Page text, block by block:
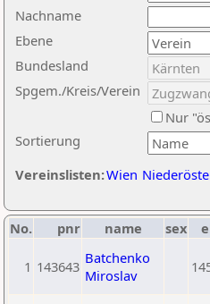
Nachname
Ebene
Sortierung
Bundesland
Spgem./Kreis/Verein
Nur
Vereinslisten:Wien
No. pnr name sex
1 143643 Batchenko
Miroslav